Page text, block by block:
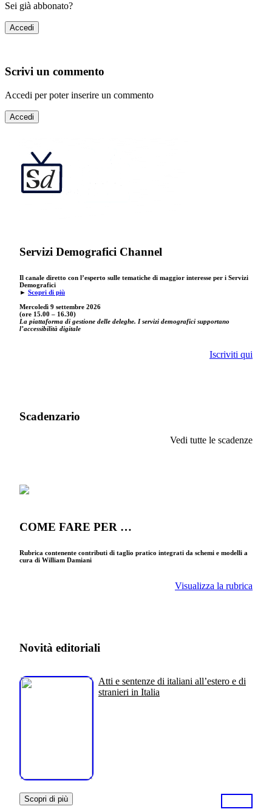
Sei già abbonato?
Accedi
Scrivi un commento
Accedi per poter inserire un commento
Accedi
Servizi Demografici Channel
Il canale diretto con l’esperto sulle tematiche di maggior interesse per i Servizi
Demografici
► Scopri di più
Mercoledì 9 settembre 2026
(ore 15.00 – 16.30)
La piattaforma di gestione delle deleghe. I servizi demografici supportano
l’accessibilità digitale
Iscriviti qui
Scadenzario
Vedi tutte le scadenze
COME FARE PER …
Rubrica contenente contributi di taglio pratico integrati da schemi e modelli a
cura di William Damiani
Visualizza la rubrica
Novità editoriali
Atti e sentenze di italiani all’estero e di
stranieri in Italia
Scopri di più